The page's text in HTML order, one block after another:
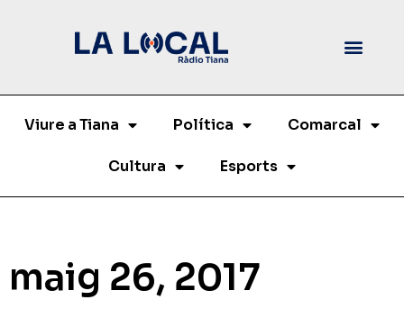
Viure a Tiana Política Comarcal
Cultura Esports
maig 26, 2017